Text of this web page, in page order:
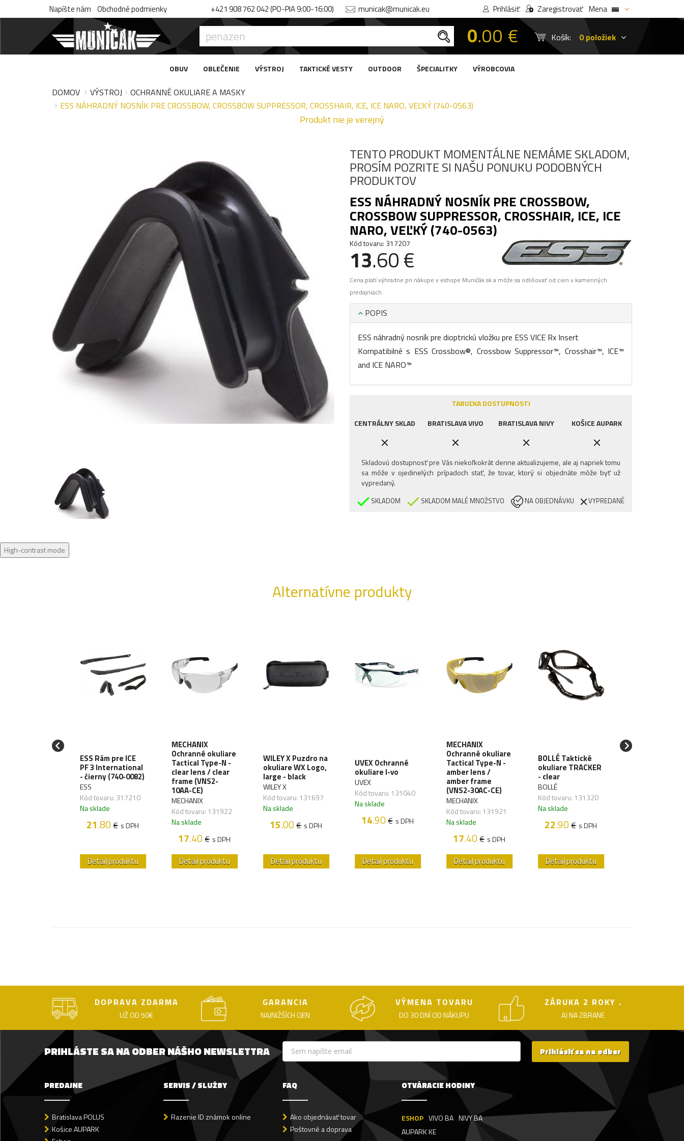
Napíšte nám Obchodné podmienky +421 908 762 042 (PO-PIA 9:00-16:00) municak@municak.eu Prihlásiť Zaregistrovať Mena
0.00 € Košík: 0 položiek
OBUV OBLEČENIE VÝSTROJ TAKTICKÉ VESTY OUTDOOR ŠPECIALITKY VÝROBCOVIA
DOMOV VÝSTROJ
OCHRANNÉ OKULIARE A MASKY
ESS NÁHRADNÝ NOSNÍK PRE CROSSBOW, CROSSBOW SUPPRESSOR, CROSSHAIR, ICE, ICE NARO, VEĽKÝ (740-0563)
Produkt nie je verejný
TENTO PRODUKT MOMENTÁLNE NEMÁME SKLADOM,
PROSÍM POZRITE SI NAŠU PONUKU PODOBNÝCH
PRODUKTOV
ESS NÁHRADNÝ NOSNÍK PRE CROSSBOW,
CROSSBOW SUPPRESSOR, CROSSHAIR, ICE, ICE
NARO, VEĽKÝ (740-0563)
Kód tovaru: 317207
13.60 €
Cena platí výhradne pri nákupe v eshope Muničák.sk a môže sa odlišovať od cien v kamenných
predajniach.
POPIS
ESS náhradný nosník pre dioptrickú vložku pre ESS VICE Rx Insert
Kompatibilné s ESS Crossbow®, Crossbow Suppressor™, Crosshair™, ICE™
and ICE NARO™
TABUĽKA DOSTUPNOSTI
CENTRÁLNY SKLAD
BRATISLAVA VIVO BRATISLAVA NIVY KOŠICE AUPARK
Skladovú dostupnosť pre Vás niekoľkokrát denne aktualizujeme, ale aj napriek tomu
sa môže v ojedinelých prípadoch stať, že tovar, ktorý si objednáte môže byť už
vypredaný.
SKLADOM SKLADOM MALÉ MNOŽSTVO NA OBJEDNÁVKU VYPREDANÉ
High-contrast mode
Alternatívne produkty
ESS Rám pre ICE
PF 3 International
- čierny (740-0082)
ESS
Kód tovaru: 317210
Na sklade
21.80€ s DPH
Detail produktu
MECHANIX
Ochranné okuliare
Tactical Type-N -
clear lens / clear
frame (VNS2-
10AA-CE)
MECHANIX
Kód tovaru: 131922
Na sklade
17.40€ s DPH
Detail produktu
WILEY X Puzdro na
okuliare WX Logo,
large - black
WILEY X
Kód tovaru: 131697
Na sklade
15.00€ s DPH
Detail produktu
UVEX Ochranné
okuliare I-vo
UVEX
Kód tovaru: 131040
Na sklade
14.90€ s DPH
Detail produktu
MECHANIX
Ochranné okuliare
Tactical Type-N -
amber lens /
amber frame
(VNS2-30AC-CE)
MECHANIX
Kód tovaru: 131921
Na sklade
17.40€ s DPH
Detail produktu
BOLLÉ Taktické
okuliare TRACKER
- clear
BOLLÉ
Kód tovaru: 131320
Na sklade
22.90€ s DPH
Detail produktu
SWISSEYE
DOPRAVA ZDARMA
UŽ OD 50€
GARANCIA
NAJNIŽŠÍCH CIEN
VÝMENA TOVARU
DO 30 DNÍ OD NÁKUPU
ZÁRUKA 2 ROKY .
AJ NA ZBRANE
PRIHLÁSTE SA NA ODBER NÁŠHO NEWSLETTRA Prihlásiť sa na odber
PREDAJNE
Bratislava POLUS
Košice AUPARK
SERVIS / SLUŽBY
Razenie ID známok online
FAQ
Ako objednávať tovar
Poštovné a doprava
OTVÁRACIE HODINY
ESHOP VIVO BA NIVY BA
AUPARK KE